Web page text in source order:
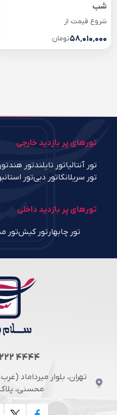
شب
شروع قیمت از
۵۸٬۰۱۰٬۰۰۰تومان
تورهای پر بازدید خارجی
تور آنتالیاتور تایلندتور هند
تور سریلانکاتور دبیتور
تورهای پر بازدید داخلی
تور چابهار تور کیشتور
4444
تهران، بلوار میرداماد
محسنی، پلاک 110 طبقه